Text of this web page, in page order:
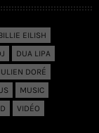
EILISH
DUA LIPA
DORÉ
MUSIC
VIDÉO